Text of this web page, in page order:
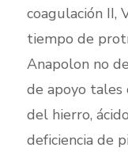
coagulación II,
tiempo de
Anapolon no
de apoyo tales
del hierro,
deficiencia de